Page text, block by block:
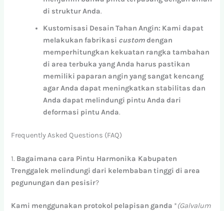
di strukturAnda.
Kustomisasi Desain Tahan Angin: Kami dapat
melakukan fabrikasi customdengan
memperhitungkan kekuatan rangka tambahan
di area terbuka yangAnda harus pastikan
memiliki paparan angin yang sangat kencang
agarAnda dapat meningkatkan stabilitas dan
Anda dapat melindungi pintu Anda dari
deformasi pintu Anda.
Frequently Asked Questions (FAQ)
1. Bagaimana cara Pintu Harmonika Kabupaten
Trenggalek melindungi dari kelembaban tinggi di area
pegunungan dan pesisir?
Kami menggunakan protokol pelapisan ganda *(Galvalum